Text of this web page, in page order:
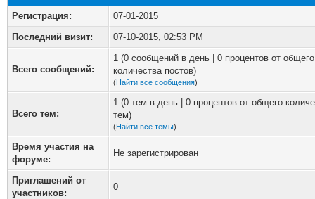
Регистрация:
07-01-2015
Последний визит:
07-10-2015, 02:53 PM
Всего сообщений:
1 (0 сообщений в день | 0 процентов от общего
количества постов)
(Найти все сообщения)
Всего тем:
1 (0 тем в день | 0 процентов от общего
тем)
(Найти все темы)
Время участия на
форуме:
Не зарегистрирован
Приглашений от
участников:
0